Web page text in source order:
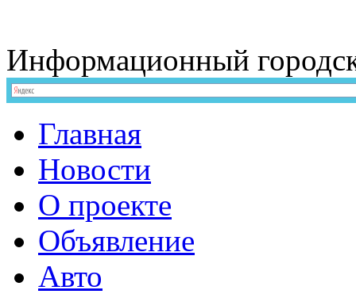
Информационный
Главная
Новости
О проекте
Объявление
Авто